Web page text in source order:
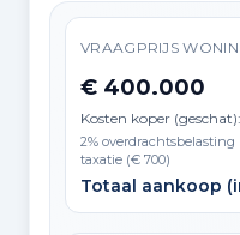
VRAAGPRIJS
€ 400.000
Kosten koper
2% overdrachtsbelasting
taxatie (€ 700)
Totaal aankoop